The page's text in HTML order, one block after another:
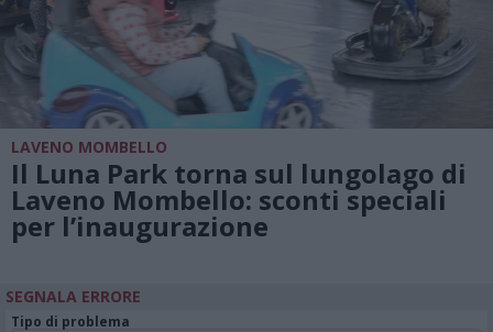
LAVENO MOMBELLO
Il Luna Park torna sul lungolago di
Laveno Mombello: sconti speciali
per l’inaugurazione
SEGNALA ERRORE
Tipo di problema